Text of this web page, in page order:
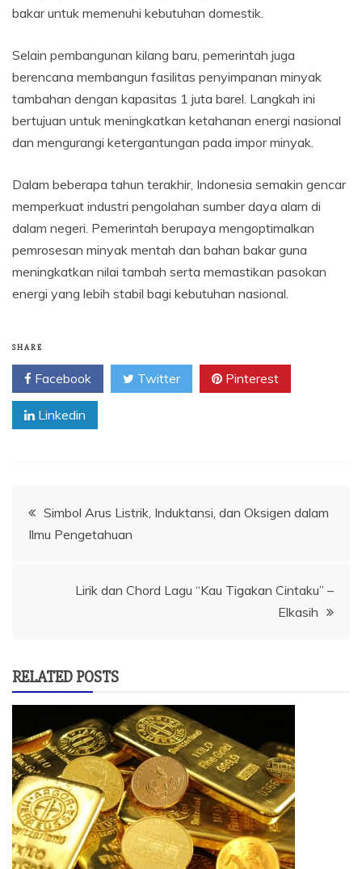
bakar untuk memenuhi kebutuhan domestik.
Selain pembangunan kilang baru, pemerintah juga
berencana membangun fasilitas penyimpanan minyak
tambahan dengan kapasitas 1 juta barel. Langkah ini
bertujuan untuk meningkatkan ketahanan energi nasional
dan mengurangi ketergantungan pada impor minyak.
Dalam beberapa tahun terakhir, Indonesia semakin gencar
memperkuat industri pengolahan sumber daya alam di
dalam negeri. Pemerintah berupaya mengoptimalkan
pemrosesan minyak mentah dan bahan bakar guna
meningkatkan nilai tambah serta memastikan pasokan
energi yang lebih stabil bagi kebutuhan nasional.
SHARE
Facebook Twitter Pinterest
Linkedin
Navigasi
pos
Simbol Arus Listrik, Induktansi, dan Oksigen dalam
Ilmu Pengetahuan
Lirik dan Chord Lagu “Kau Tigakan Cintaku” –
Elkasih
RELATED POSTS